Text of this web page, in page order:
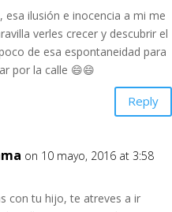
esa ilusión e inocencia a mi me
verles crecer y descubrir el
de esa espontaneidad para
por la calle 😄😄
Reply
on 10 mayo, 2016 at 3:58
con tu hijo, te atreves a ir